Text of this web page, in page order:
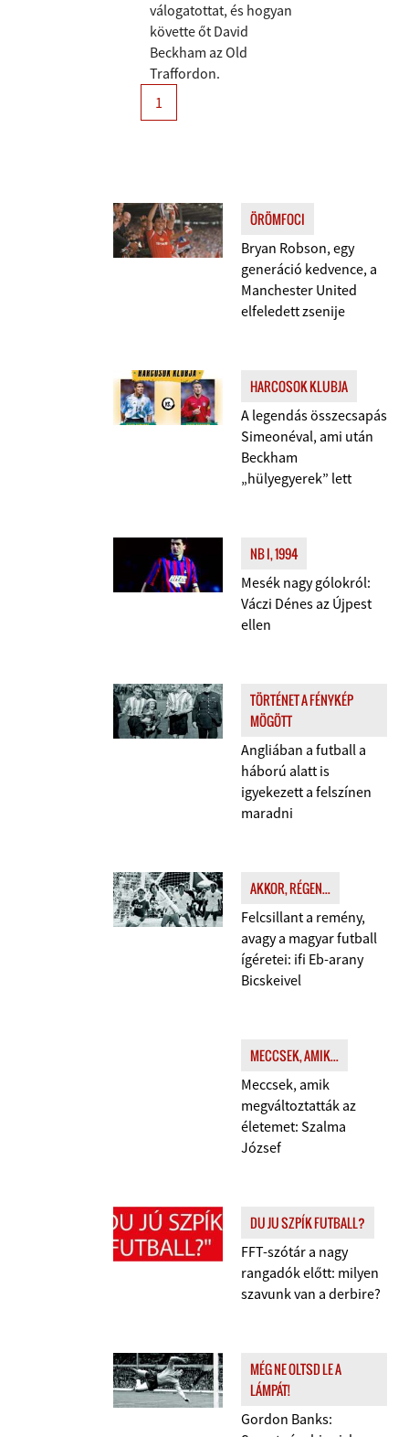
válogatottat, és hogyan
követte őt David
Beckham az Old
Traffordon.
1
ÖRÖMFOCI
Bryan Robson, egy
generáció kedvence, a
Manchester United
elfeledett zsenije
HARCOSOK KLUBJA
A legendás összecsapás
Simeonéval, ami után
Beckham
„hülyegyerek” lett
NB I, 1994
Mesék nagy gólokról:
Váczi Dénes az Újpest
ellen
TÖRTÉNET A FÉNYKÉP
MÖGÖTT
Angliában a futball a
háború alatt is
igyekezett a felszínen
maradni
AKKOR, RÉGEN...
Felcsillant a remény,
avagy a magyar futball
ígéretei: ifi Eb-arany
Bicskeivel
MECCSEK, AMIK...
Meccsek, amik
megváltoztatták az
életemet: Szalma
József
DU JU SZPÍK FUTBALL?
FFT-szótár a nagy
rangadók előtt: milyen
szavunk van a derbire?
MÉG NE OLTSD LE A
LÁMPÁT!
Gordon Banks: